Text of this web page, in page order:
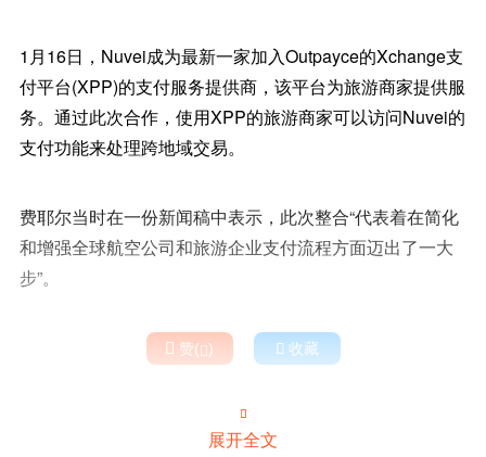
1月16日，Nuvei成为最新一家加入Outpayce的Xchange支
付平台(XPP)的支付服务提供商，该平台为旅游商家提供服
务。通过此次合作，使用XPP的旅游商家可以访问Nuvei的
支付功能来处理跨地域交易。
费耶尔当时在一份新闻稿中表示，此次整合“代表着在简化
和增强全球航空公司和旅游企业支付流程方面迈出了一大
步”。
 赞()  收藏

展开全文